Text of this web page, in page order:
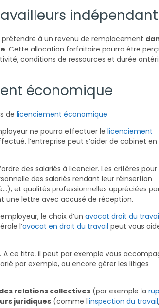
prétendre à un revenu de remplacement
. Cette allocation forfaitaire pourra être
conditions de ressources et durée
économique
de licenciement économique
ne pourra effectuer le licenciement
l’entreprise peut s’aider de cabinet en
des salariés à licencier. Les critères
des salariés rendant leur réinsertion
et qualités professionnelles appréciées
une lettre avec accusé de réception.
le choix d’un avocat droit du
l’avocat en droit du travail peut vous
A ce titre, il peut par exemple vous
par exemple, ou encore gérer les litiges
relations collectives (par exemple la
juridiques (comme l’inspection du travail